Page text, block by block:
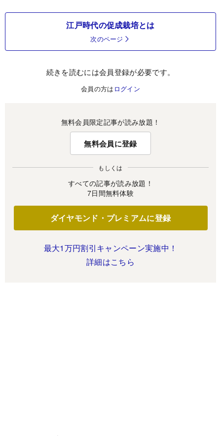
江戸時代の促成栽培とは
次のページ
続きを読むには会員登録が必要です。
会員の方は ログイン
無料会員限定記事が読み放題！
無料会員に登録
もしくは
すべての記事が読み放題！
7日間無料体験
ダイヤモンド・プレミアムに登録
最大1万円割引キャンペーン実施中！
詳細はこちら